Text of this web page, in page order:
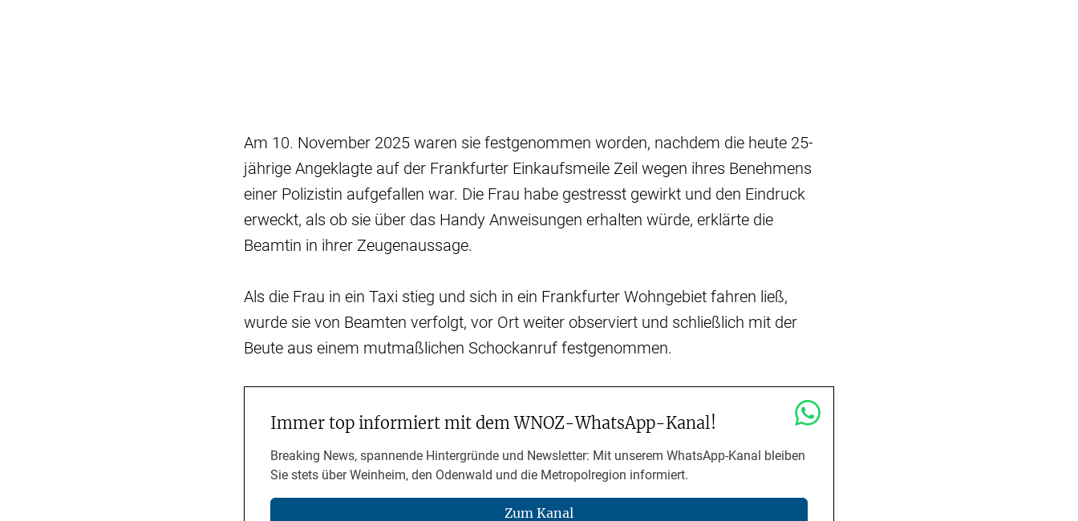
Am 10. November 2025 waren sie festgenommen worden, nachdem die heute 25-
jährige Angeklagte auf der Frankfurter Einkaufsmeile Zeil wegen ihres Benehmens
einer Polizistin aufgefallen war. Die Frau habe gestresst gewirkt und den Eindruck
erweckt, als ob sie über das Handy Anweisungen erhalten würde, erklärte die
Beamtin in ihrer Zeugenaussage.
Als die Frau in ein Taxi stieg und sich in ein Frankfurter Wohngebiet fahren ließ,
wurde sie von Beamten verfolgt, vor Ort weiter observiert und schließlich mit der
Beute aus einem mutmaßlichen Schockanruf festgenommen.
Immer top informiert mit dem WNOZ-WhatsApp-Kanal!
Breaking News, spannende Hintergründe und Newsletter: Mit unserem WhatsApp-Kanal bleiben
Sie stets über Weinheim, den Odenwald und die Metropolregion informiert.
Zum Kanal